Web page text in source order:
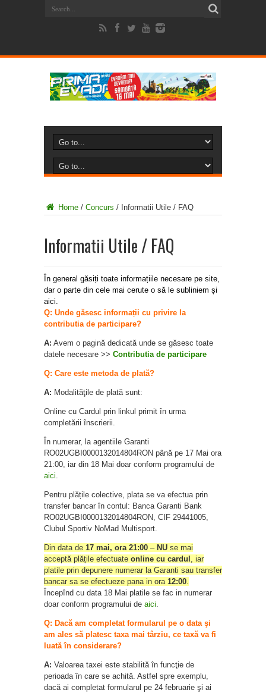
Home / Concurs / Informatii Utile / FAQ
Informatii Utile / FAQ
În general găsiți toate informațiile necesare pe site,
dar o parte din cele mai cerute o să le subliniem și
aici.
Q: Unde găsesc informații cu privire la
contributia de participare?
A: Avem o pagină dedicată unde se găsesc toate
datele necesare >> Contributia de participare
Q: Care este metoda de plată?
A: Modalităţile de plată sunt:
Online cu Cardul prin linkul primit în urma
completării înscrierii.
În numerar, la agentiile Garanti
RO02UGBI0000132014804RON până pe 17 Mai ora
21:00, iar din 18 Mai doar conform programului de
aici
Pentru plățile colective, plata se va efectua prin
transfer bancar în contul: Banca Garanti Bank
RO02UGBI0000132014804RON, CIF 29441005,
Clubul Sportiv NoMad Multisport.
Din data de 17 mai, ora 21:00 – NU se mai
acceptă plățile efectuate online cu cardul , iar
platile prin depunere numerar la Garanti sau transfer
bancar sa se efectueze pana in ora 12:00
Începînd cu data 18 Mai platile se fac in numerar
doar conform programului de aici
Q: Dacă am completat formularul pe o data şi
am ales să platesc taxa mai târziu, ce taxă va fi
luată în considerare?
A: Valoarea taxei este stabilită în funcţie de
perioada în care se achită. Astfel spre exemplu,
dacă ai completat formularul pe 24 februarie şi ai